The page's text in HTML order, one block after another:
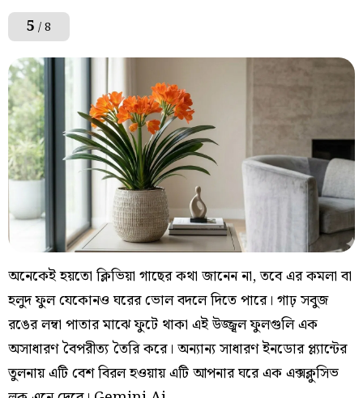
5 / 8
অনেকেই হয়তো ক্লিভিয়া গাছের কথা জানেন না, তবে এর কমলা বা
হলুদ ফুল যেকোনও ঘরের ভোল বদলে দিতে পারে। গাঢ় সবুজ
রঙের লম্বা পাতার মাঝে ফুটে থাকা এই উজ্জ্বল ফুলগুলি এক
অসাধারণ বৈপরীত্য তৈরি করে। অন্যান্য সাধারণ ইনডোর প্ল্যান্টের
তুলনায় এটি বেশ বিরল হওয়ায় এটি আপনার ঘরে এক এক্সক্লুসিভ